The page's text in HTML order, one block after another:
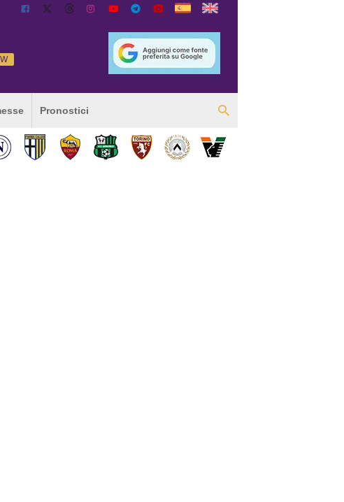
Pronostici